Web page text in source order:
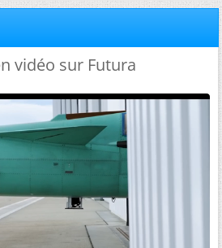
vidéo sur Futura